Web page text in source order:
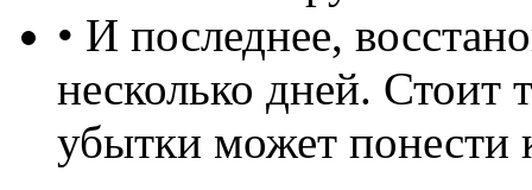
• И последнее,
несколько дней. Стоит
убытки может понести